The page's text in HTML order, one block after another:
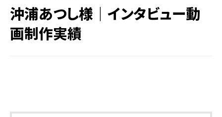
沖浦あつし様｜インタビュー動
画制作実績